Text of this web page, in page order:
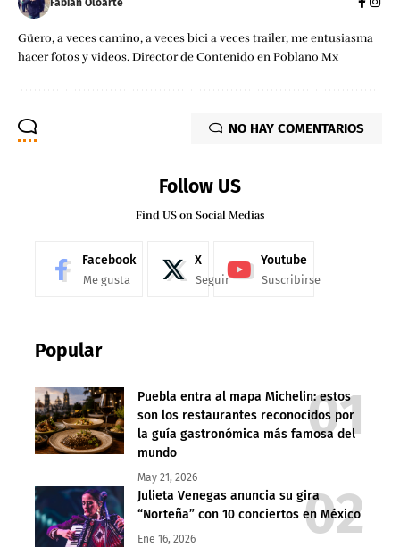
Fabian Oloarte
Güero, a veces camino, a veces bici a veces trailer, me entusiasma
hacer fotos y videos. Director de Contenido en Poblano Mx
NO HAY COMENTARIOS
Follow US
Find US on Social Medias
Facebook
Me gusta
X
Seguir
Youtube
Suscribirse
Popular
Puebla entra al mapa Michelin: estos
son los restaurantes reconocidos por
la guía gastronómica más famosa del
mundo
May 21, 2026
Julieta Venegas anuncia su gira
“Norteña” con 10 conciertos en México
Ene 16, 2026